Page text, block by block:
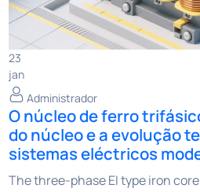
23
jan
Administrador
O núcleo de ferro
do núcleo e a evolução
sistemas eléctricos
The three-phase EI type iron